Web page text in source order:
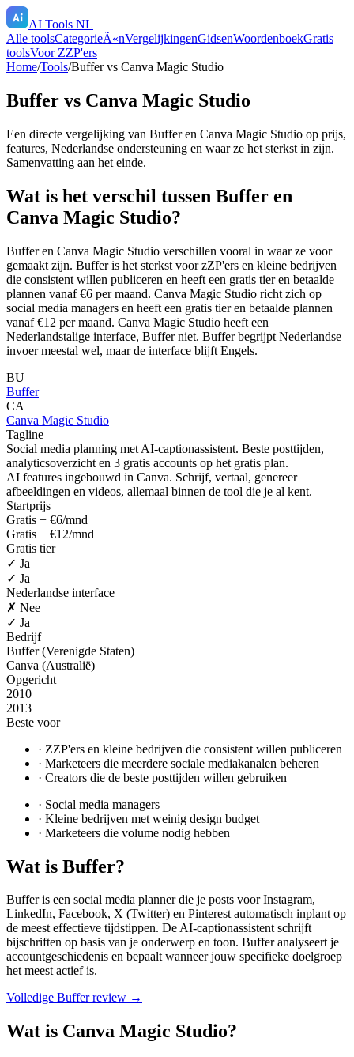
AI Tools NL
Alle toolsCategorieÃ«nVergelijkingenGidsenWoordenboekGratis
toolsVoor ZZP'ers
Home/Tools/Buffervs Canva Magic Studio
Buffer vs Canva Magic Studio
Een directe vergelijking van Bufferen Canva Magic Studio op prijs,
features, Nederlandse ondersteuning en waar ze het sterkst in zijn.
Samenvatting aan het einde.
Wat is het verschil tussen Buffer en
Canva Magic Studio?
Buffer en Canva Magic Studio verschillen vooral in waar ze voor
gemaakt zijn. Buffer is het sterkst voor zZP'ers en kleine bedrijven
die consistent willen publiceren en heeft een gratis tier en betaalde
plannen vanaf €6 per maand. Canva Magic Studio richt zich op
social media managers en heeft een gratis tier en betaalde plannen
vanaf €12 per maand. Canva Magic Studio heeft een
Nederlandstalige interface, Buffer niet. Buffer begrijpt Nederlandse
invoer meestal wel, maar de interface blijft Engels.
BU
Buffer
CA
Canva Magic Studio
Tagline
Social media planning met AI-captionassistent. Beste posttijden,
analyticsoverzicht en 3 gratis accounts op het gratis plan.
AI features ingebouwd in Canva. Schrijf, vertaal, genereer
afbeeldingen en videos, allemaal binnen de tool die je al kent.
Startprijs
Gratis + €6/mnd
Gratis + €12/mnd
Gratis tier
✓ Ja
✓ Ja
Nederlandse interface
✗ Nee
✓ Ja
Bedrijf
Buffer (Verenigde Staten)
Canva (Australië)
Opgericht
2010
2013
Beste voor
· ZZP'ers en kleine bedrijven die consistent willen publiceren
· Marketeers die meerdere sociale mediakanalen beheren
· Creators die de beste posttijden willen gebruiken
· Social media managers
· Kleine bedrijven met weinig design budget
· Marketeers die volume nodig hebben
Wat is Buffer?
Buffer is een social media planner die je posts voor Instagram,
LinkedIn, Facebook, X (Twitter) en Pinterest automatisch inplant op
de meest effectieve tijdstippen. De AI-captionassistent schrijft
bijschriften op basis van je onderwerp en toon. Buffer analyseert je
accountgeschiedenis en bepaalt wanneer jouw specifieke doelgroep
het meest actief is.
Volledige Bufferreview →
Wat is Canva Magic Studio?